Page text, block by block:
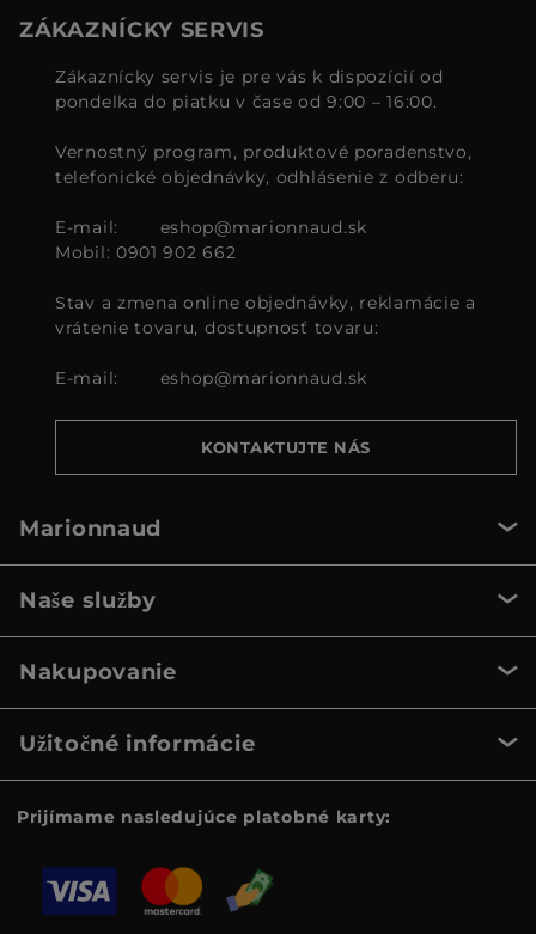
ZÁKAZNÍCKY SERVIS
Zákaznícky servis je pre vás k dispozícií od
pondelka do piatku v čase od 9:00 – 16:00.
Vernostný program, produktové poradenstvo,
telefonické objednávky, odhlásenie z odberu:
E-mail:
eshop@marionnaud.sk
Mobil: 0901 902 662
Stav a zmena online objednávky, reklamácie a
vrátenie tovaru, dostupnosť tovaru:
E-mail: eshop@marionnaud.sk
KONTAKTUJTE NÁS
Marionnaud
Naše služby
Nakupovanie
Užitočné informácie
Prijímame nasledujúce platobné karty: